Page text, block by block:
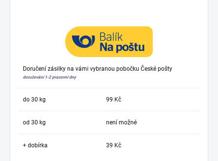
Doručení zásilky na vámi vybranou pobočku České pošty
doručování 1-2 pracovní dny
do 30 kg 99 Kč
od 30 kg není možné
+ dobírka 39 Kč